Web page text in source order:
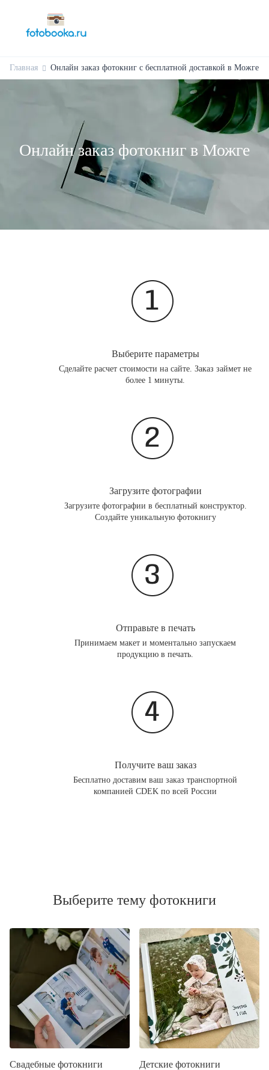
Главная Онлайн заказ фотокниг с бесплатной доставкой в Можге
Онлайн заказ фотокниг в Можге
Выберите параметры
Сделайте расчет стоимости на сайте. Заказ займет не
более 1 минуты.
Загрузите фотографии
Загрузите фотографии в бесплатный конструктор.
Создайте уникальную фотокнигу
Отправьте в печать
Принимаем макет и моментально запускаем
продукцию в печать.
Получите ваш заказ
Бесплатно доставим ваш заказ транспортной
компанией CDEK по всей России
Выберите тему фотокниги
Свадебные фотокниги Детские фотокниги